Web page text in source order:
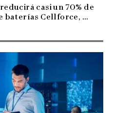
casi un 70% de
baterías Cellforce, ...